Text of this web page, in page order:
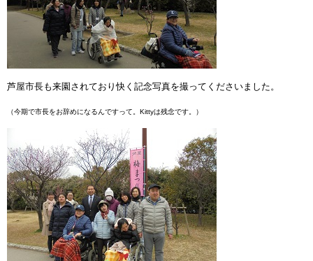
芦屋市長も来園されており快く記念写真を撮ってくださいました。
（今期で市長をお辞めになるんですって。Kittyは残念です。）